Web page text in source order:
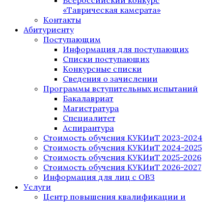
«Таврическая камерата»
Контакты
Абитуриенту
Поступающим
Информация для поступающих
Списки поступающих
Конкурсные списки
Сведения о зачислении
Программы вступительных испытаний
Бакалавриат
Магистратура
Специалитет
Аспирантура
Стоимость обучения КУКИиТ 2023-2024
Стоимость обучения КУКИиТ 2024-2025
Стоимость обучения КУКИиТ 2025-2026
Стоимость обучения КУКИиТ 2026-2027
Информация для лиц с ОВЗ
Услуги
Центр повышения квалификации и